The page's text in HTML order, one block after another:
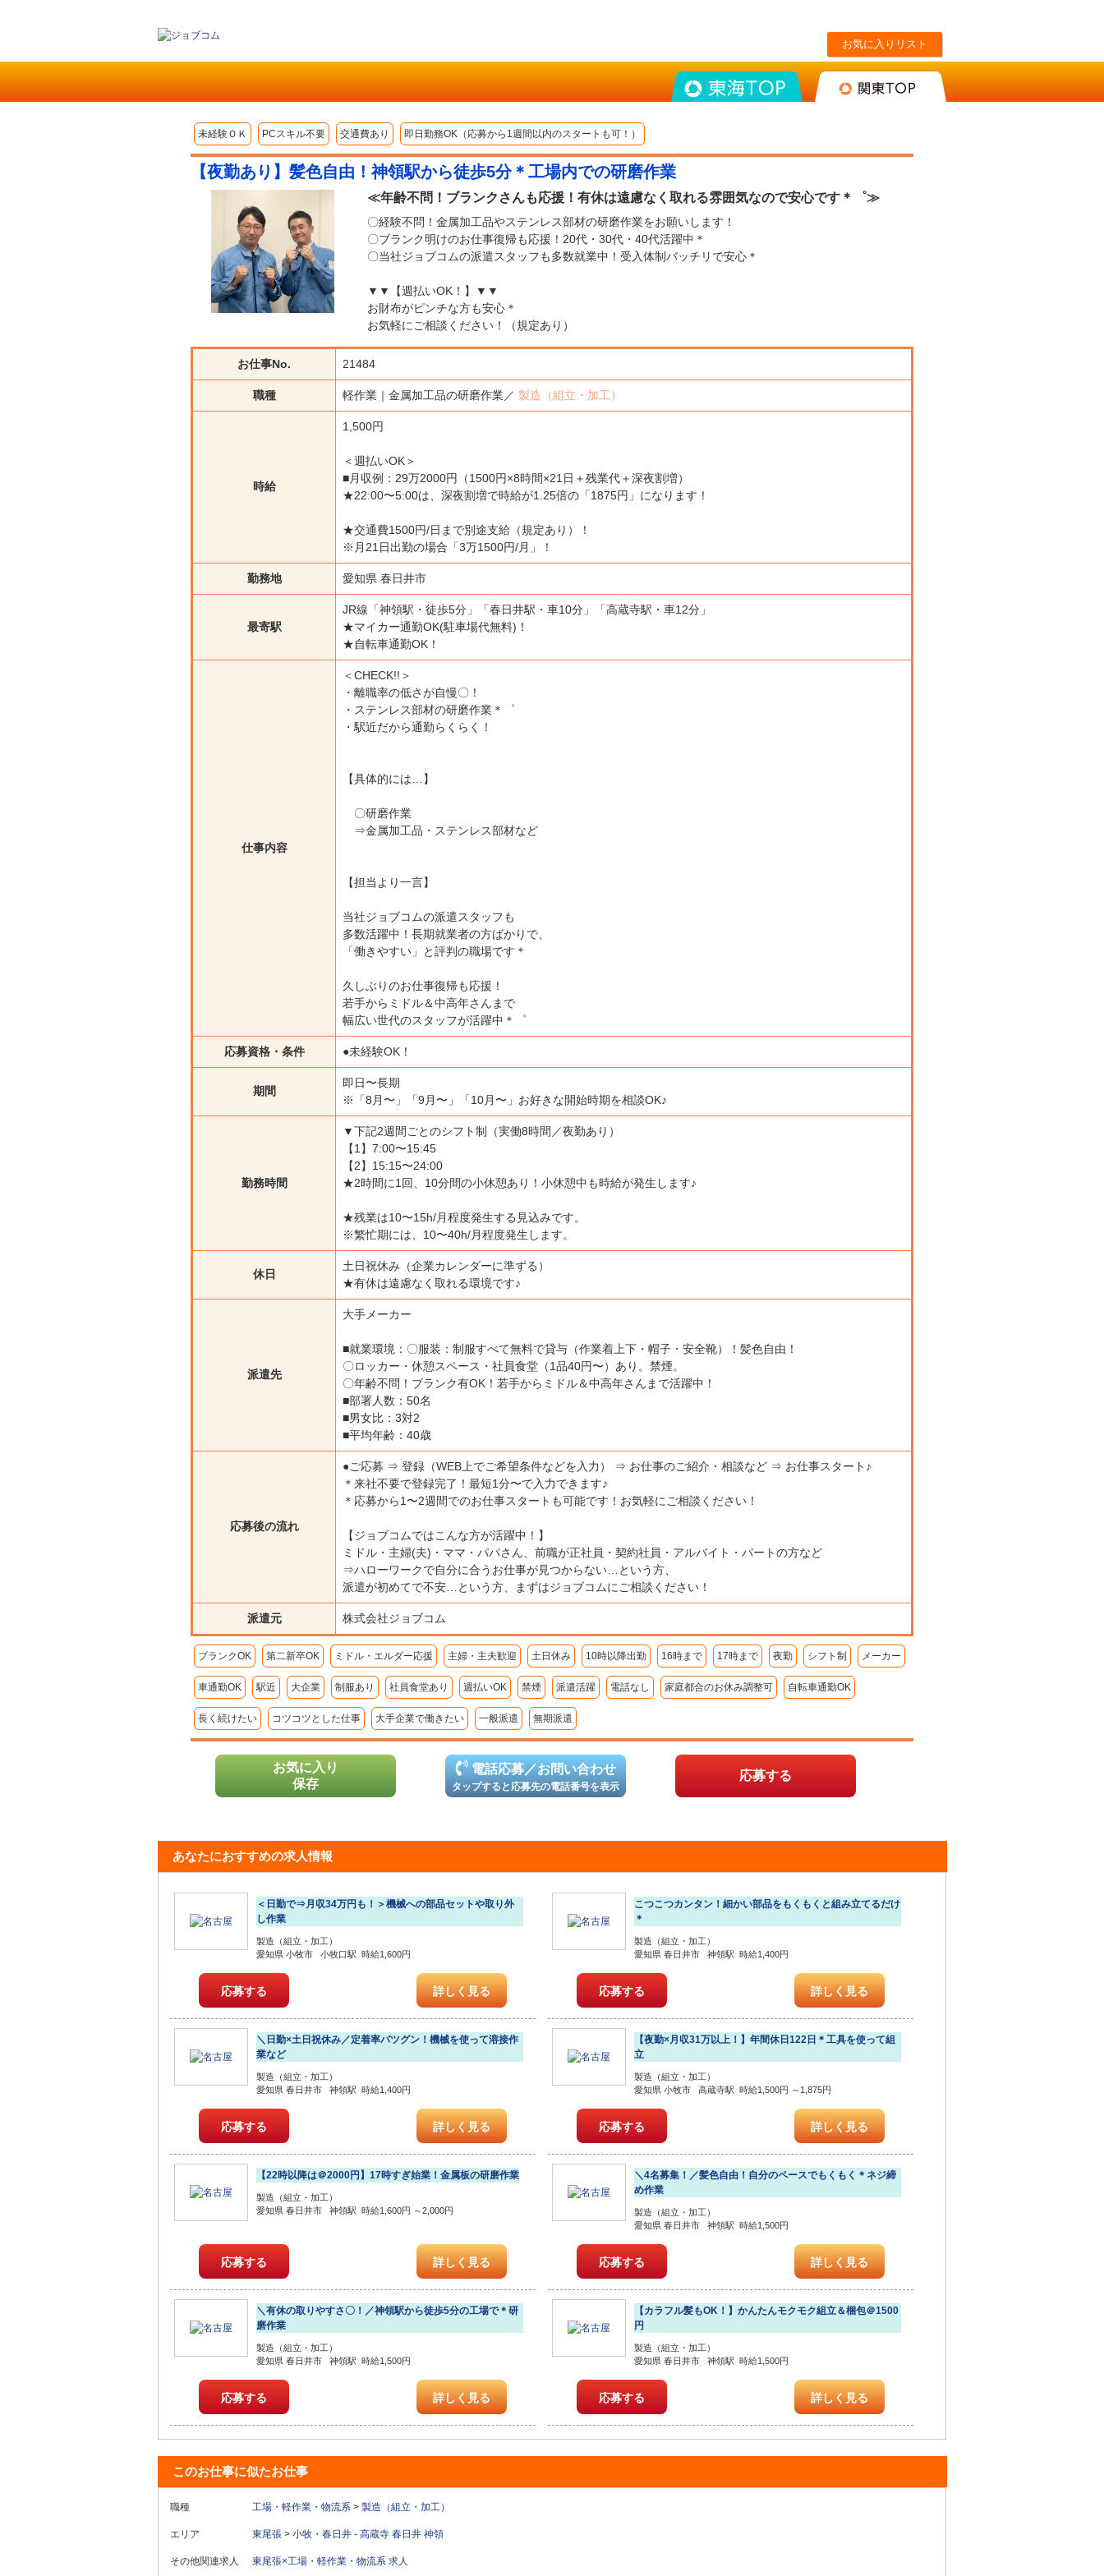
お気に入りリスト
東海TOP
未経験ＯＫ PCスキル不要 交通費あり 即日勤務OK（応募から1週間以内のスタートも可！）
【夜勤あり】髪色自由！神領駅から徒歩5分＊工場内での研磨作業
≪年齢不問！ブランクさんも応援！有休は遠慮なく取れる雰囲気なので安心です＊゜≫
〇経験不問！金属加工品やステンレス部材の研磨作業をお願いします！
〇ブランク明けのお仕事復帰も応援！20代・30代・40代活躍中＊
〇当社ジョブコムの派遣スタッフも多数就業中！受入体制バッチリで安心＊
▼▼【週払いOK！】▼▼
お財布がピンチな方も安心＊
お気軽にご相談ください！（規定あり）
お仕事No. 21484
職種 軽作業｜金属加工品の研磨作業／ 製造（組立・加工）
時給
1,500円
＜週払いOK＞
■月収例：29万2000円（1500円×8時間×21日＋残業代＋深夜割増）
★22:00〜5:00は、深夜割増で時給が1.25倍の「1875円」になります！
★交通費1500円/日まで別途支給（規定あり）！
※月21日出勤の場合「3万1500円/月」！
勤務地 愛知県 春日井市
最寄駅
JR線「神領駅・徒歩5分」「春日井駅・車10分」「高蔵寺駅・車12分」
★マイカー通勤OK(駐車場代無料)！
★自転車通勤OK！
仕事内容
＜CHECK!!＞
・離職率の低さが自慢〇！
・ステンレス部材の研磨作業＊゜
・駅近だから通勤らくらく！
【具体的には…】
〇研磨作業
⇒金属加工品・ステンレス部材など
【担当より一言】
当社ジョブコムの派遣スタッフも
多数活躍中！長期就業者の方ばかりで、
「働きやすい」と評判の職場です＊
久しぶりのお仕事復帰も応援！
若手からミドル＆中高年さんまで
幅広い世代のスタッフが活躍中＊゜
応募資格・条件 ●未経験OK！
期間
即日〜長期
※「8月〜」「9月〜」「10月〜」お好きな開始時期を相談OK♪
勤務時間
▼下記2週間ごとのシフト制（実働8時間／夜勤あり）
【1】7:00〜15:45
【2】15:15〜24:00
★2時間に1回、10分間の小休憩あり！小休憩中も時給が発生します♪
★残業は10〜15h/月程度発生する見込みです。
※繁忙期には、10〜40h/月程度発生します。
休日
土日祝休み（企業カレンダーに準ずる）
★有休は遠慮なく取れる環境です♪
派遣先
大手メーカー
■就業環境：〇服装：制服すべて無料で貸与（作業着上下・帽子・安全靴）！髪色自由！
〇ロッカー・休憩スペース・社員食堂（1品40円〜）あり。禁煙。
〇年齢不問！ブランク有OK！若手からミドル＆中高年さんまで活躍中！
■部署人数：50名
■男女比：3対2
■平均年齢：40歳
応募後の流れ
●ご応募 ⇒ 登録（WEB上でご希望条件などを入力） ⇒ お仕事のご紹介・相談など ⇒ お仕事スタート♪
＊来社不要で登録完了！最短1分〜で入力できます♪
＊応募から1〜2週間でのお仕事スタートも可能です！お気軽にご相談ください！
【ジョブコムではこんな方が活躍中！】
ミドル・主婦(夫)・ママ・パパさん、前職が正社員・契約社員・アルバイト・パートの方など
⇒ハローワークで自分に合うお仕事が見つからない…という方、
派遣が初めてで不安…という方、まずはジョブコムにご相談ください！
派遣元 株式会社ジョブコム
ブランクOK 第二新卒OK ミドル・エルダー応援 主婦・主夫歓迎 土日休み 10時以降出勤 16時まで 17時まで 夜勤 シフト制 メーカー
車通勤OK 駅近 大企業 制服あり 社員食堂あり 週払いOK 禁煙 派遣活躍 電話なし 家庭都合のお休み調整可 自転車通勤OK
長く続けたい コツコツとした仕事 大手企業で働きたい 一般派遣 無期派遣
お気に入り
保存
電話応募／お問い合わせ
タップすると応募先の電話番号を表示
応募する
あなたにおすすめの求人情報
＜日勤で⇒月収34万円も！＞機械への部品セットや取り外
し作業
製造（組立・加工）
愛知県 小牧市 小牧口駅 時給1,600円
応募する 詳しく見る
こつこつカンタン！細かい部品をもくもくと組み立てるだけ
＊
製造（組立・加工）
愛知県 春日井市 神領駅 時給1,400円
応募する 詳しく見る
＼日勤×土日祝休み／定着率バツグン！機械を使って溶接作
業など
製造（組立・加工）
愛知県 春日井市 神領駅 時給1,400円
応募する 詳しく見る
【夜勤×月収31万以上！】年間休日122日＊工具を使って組
立
製造（組立・加工）
愛知県 小牧市 高蔵寺駅 時給1,500円 ～1,875円
応募する 詳しく見る
【22時以降は＠2000円】17時すぎ始業！金属板の研磨作業
製造（組立・加工）
愛知県 春日井市 神領駅 時給1,600円 ～2,000円
応募する 詳しく見る
＼4名募集！／髪色自由！自分のペースでもくもく＊ネジ締
め作業
製造（組立・加工）
愛知県 春日井市 神領駅 時給1,500円
応募する 詳しく見る
＼有休の取りやすさ〇！／神領駅から徒歩5分の工場で＊研
磨作業
製造（組立・加工）
愛知県 春日井市 神領駅 時給1,500円
応募する 詳しく見る
【カラフル髪もOK！】かんたんモクモク組立＆梱包＠1500
円
製造（組立・加工）
愛知県 春日井市 神領駅 時給1,500円
応募する 詳しく見る
このお仕事に似たお仕事
職種 工場・軽作業・物流系 > 製造（組立・加工）
エリア 東尾張 > 小牧・春日井 - 高蔵寺 春日井 神領
その他関連求人 東尾張×工場・軽作業・物流系 求人